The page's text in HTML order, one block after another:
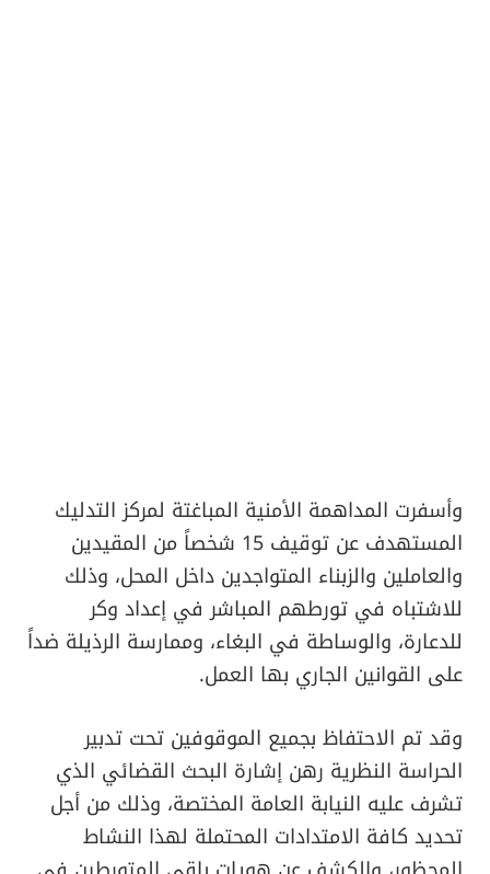
​وأسفرت المداهمة الأمنية المباغتة لمركز التدليك
المستهدف عن توقيف 15 شخصاً من المقيدين
والعاملين والزبناء المتواجدين داخل المحل، وذلك
للاشتباه في تورطهم المباشر في إعداد وكر
للدعارة، والوساطة في البغاء، وممارسة الرذيلة ضداً
على القوانين الجاري بها العمل.
​وقد تم الاحتفاظ بجميع الموقوفين تحت تدبير
الحراسة النظرية رهن إشارة البحث القضائي الذي
تشرف عليه النيابة العامة المختصة، وذلك من أجل
تحديد كافة الامتدادات المحتملة لهذا النشاط